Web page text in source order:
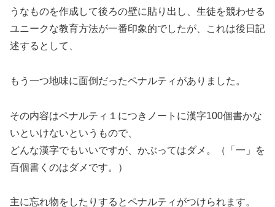
うなものを作成して後ろの壁に貼り出し、生徒を競わせる
ユニークな教育方法が一番印象的でしたが、これは後日記
述するとして、
もう一つ地味に面倒だったペナルティがありました。
その内容はペナルティ１につきノートに漢字100個書かな
いといけないというもので、
どんな漢字でもいいですが、かぶってはダメ。（「一」を
百個書くのはダメです。）
主に忘れ物をしたりするとペナルティがつけられます。